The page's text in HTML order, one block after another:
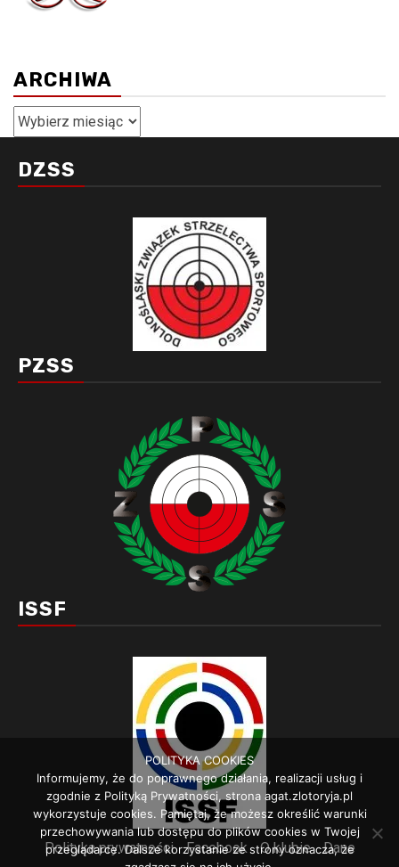
ARCHIWA
Archiwa
DZSS
PZSS
ISSF
Polityka prywatności Facebook O klubie Dane
POLITYKA COOKIES
Informujemy, że do poprawnego działania, realizacji usług i
zgodnie z Polityką Prywatności, strona agat.zlotoryja.pl
wykorzystuje cookies. Pamiętaj, że możesz określić warunki
przechowywania lub dostępu do plików cookies w Twojej
przeglądarce. Dalsze korzystanie ze strony oznacza, że